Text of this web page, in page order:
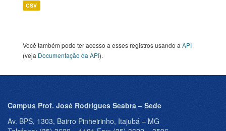
CSV
Você também pode ter acesso a esses registros usando a API
(veja Documentação da API).
Campus Prof. José Rodrigues Seabra – Sede
Av. BPS, 1303, Bairro Pinheirinho, Itajubá – MG